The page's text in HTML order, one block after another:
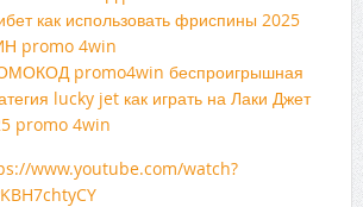
как использовать фриспины 2025
promo 4win
promo4win беспроигрышная
lucky jet как играть на Лаки Джет
promo 4win
www.youtube.com/watch?